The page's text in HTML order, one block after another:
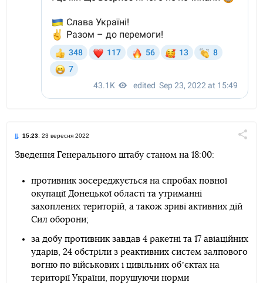
15:23 , 23 вересня 2022
Зведення Генерального штабу станом на 18:00:
противник зосереджується на спробах повної
окупації Донецької області та утриманні
захоплених територій, а також зриві активних дій
Сил оборони;
за добу противник завдав 4 ракетні та 17 авіаційних
ударів, 24 обстріли з реактивних систем залпового
вогню по військових і цивільних обʼєктах на
території України, порушуючи норми